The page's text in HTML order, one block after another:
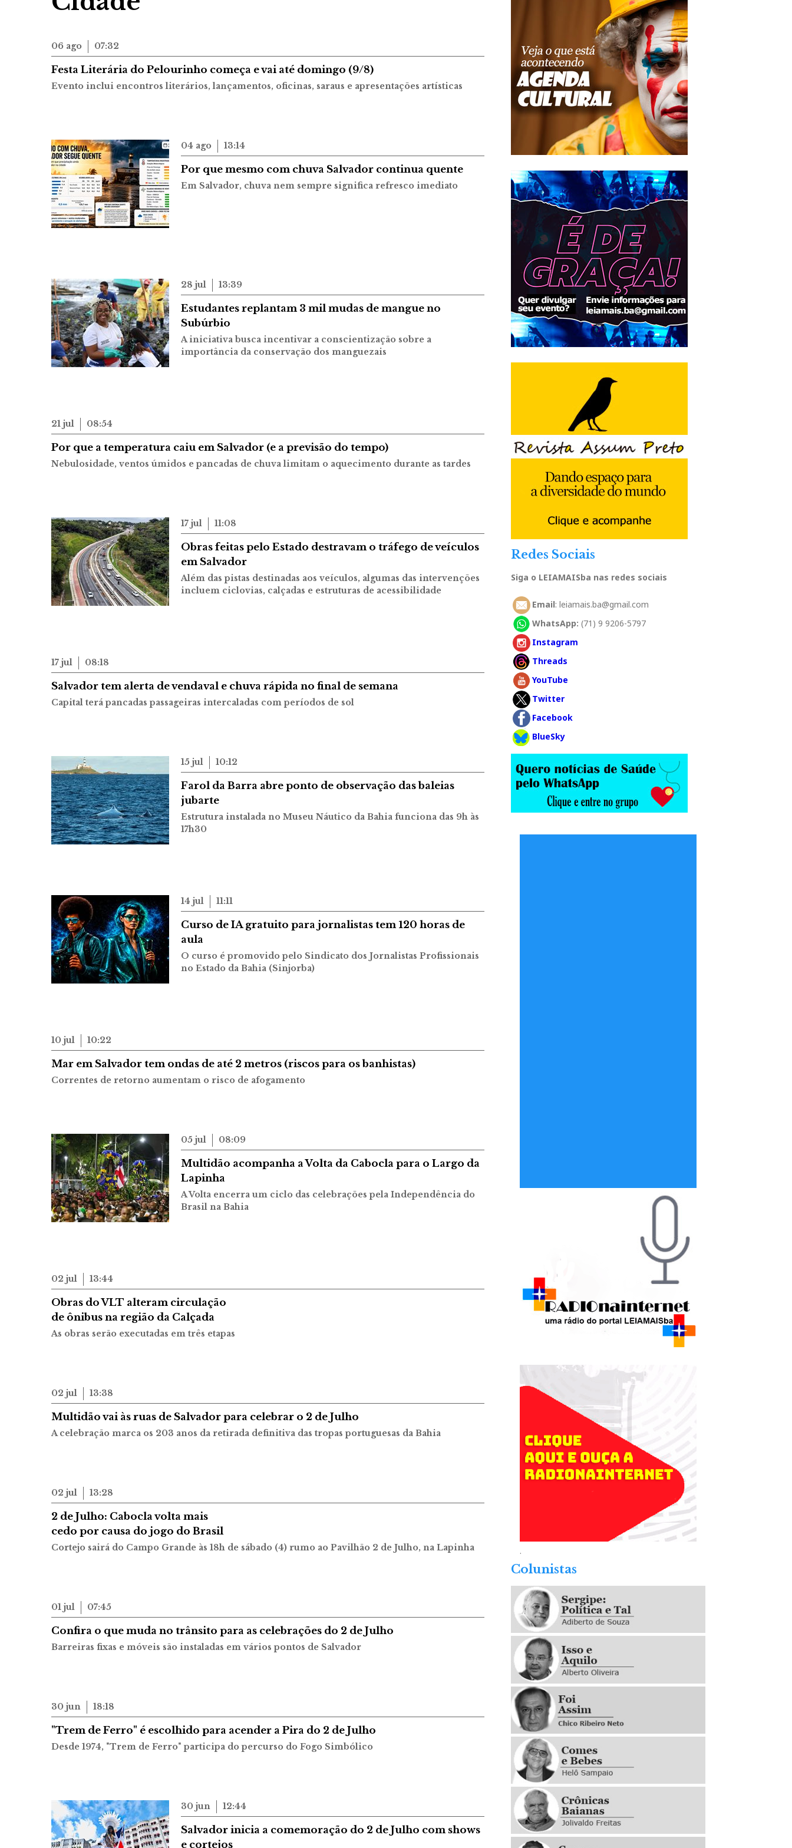
06 ago 07:32
Festa Literária do Pelourinho começa e vai até domingo (9/8)
Evento inclui encontros literários, lançamentos, oficinas, saraus e apresentações artísticas
04 ago 13:14
Por que mesmo com chuva Salvador continua quente
Em Salvador, chuva nem sempre significa refresco imediato
28 jul 13:39
Estudantes replantam 3 mil mudas de mangue no
Subúrbio
A iniciativa busca incentivar a conscientização sobre a
importância da conservação dos manguezais
21 jul 08:54
Por que a temperatura caiu em Salvador (e a previsão do tempo)
Nebulosidade, ventos úmidos e pancadas de chuva limitam o aquecimento durante as tardes
17 jul 11:08
Obras feitas pelo Estado destravam o tráfego de veículos
em Salvador
Além das pistas destinadas aos veículos, algumas das intervenções
incluem ciclovias, calçadas e estruturas de acessibilidade
17 jul 08:18
Salvador tem alerta de vendaval e chuva rápida no final de semana
Capital terá pancadas passageiras intercaladas com períodos de sol
15 jul 10:12
Farol da Barra abre ponto de observação das baleias
jubarte
Estrutura instalada no Museu Náutico da Bahia funciona das 9h às
17h30
14 jul 11:11
Curso de IA gratuito para jornalistas tem 120 horas de
aula
O curso é promovido pelo Sindicato dos Jornalistas Profissionais
no Estado da Bahia (Sinjorba)
10 jul 10:22
Mar em Salvador tem ondas de até 2 metros (riscos para os banhistas)
Correntes de retorno aumentam o risco de afogamento
05 jul 08:09
Multidão acompanha a Volta da Cabocla para o Largo da
Lapinha
A Volta encerra um ciclo das celebrações pela Independência do
Brasil na Bahia
02 jul 13:44
Obras do VLT alteram circulação
de ônibus na região da Calçada
As obras serão executadas em três etapas
02 jul 13:38
Multidão vai às ruas de Salvador para celebrar o 2 de Julho
A celebração marca os 203 anos da retirada definitiva das tropas portuguesas da Bahia
02 jul 13:28
2 de Julho: Cabocla volta mais
cedo por causa do jogo do Brasil
Cortejo sairá do Campo Grande às 18h de sábado (4) rumo ao Pavilhão 2 de Julho, na Lapinha
01 jul 07:45
Confira o que muda no trânsito para as celebrações do 2 de Julho
Barreiras fixas e móveis são instaladas em vários pontos de Salvador
30 jun 18:18
"Trem de Ferro" é escolhido para acender a Pira do 2 de Julho
Desde 1974, "Trem de Ferro" participa do percurso do Fogo Simbólico
30 jun 12:44
Salvador inicia a comemoração do 2 de Julho com shows
e cortejos
Redes Sociais
Siga o LEIAMAISba nas redes sociais
Email: leiamais.ba@gmail.com
WhatsApp: (71) 9 9206-5797
Instagram
Threads
YouTube
Twitter
Facebook
BlueSky
.
Colunistas